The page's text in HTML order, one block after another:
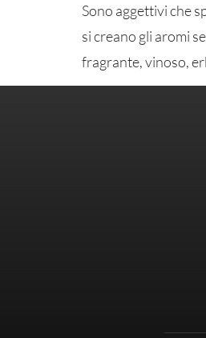
Sono aggettivi che
si creano gli aromi
fragrante, vinoso,